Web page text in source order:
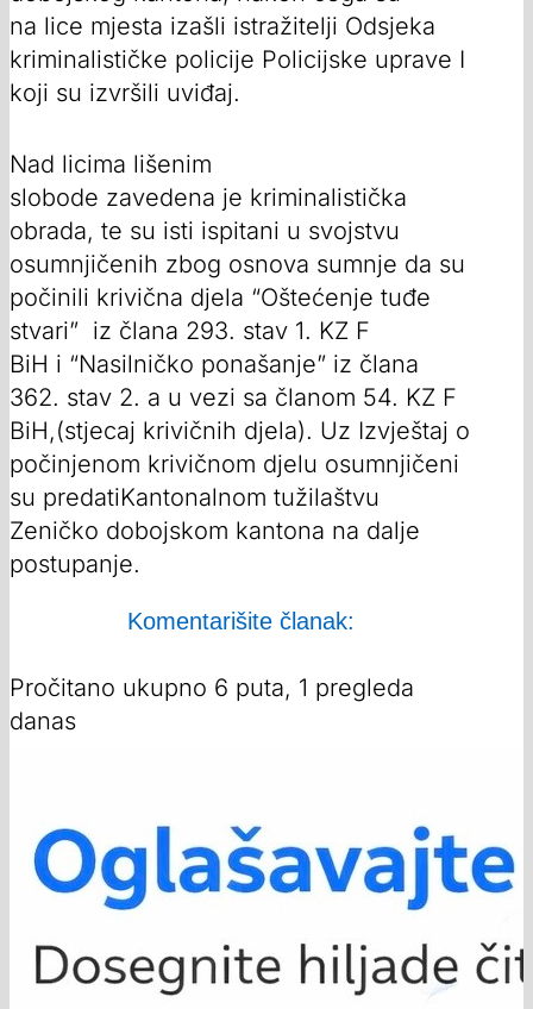
na lice mjesta izašli istražitelji Odsjeka
kriminalističke policije Policijske uprave I
koji su izvršili uviđaj.
Nad licima lišenim
slobode zavedena je kriminalistička
obrada, te su isti ispitani u svojstvu
osumnjičenih zbog osnova sumnje da su
počinili krivična djela “Oštećenje tuđe
stvari” iz člana 293. stav 1. KZ F
BiH i “Nasilničko ponašanje” iz člana
362. stav 2. a u vezi sa članom 54. KZ F
BiH,(stjecaj krivičnih djela). Uz Izvještaj o
počinjenom krivičnom djelu osumnjičeni
su predatiKantonalnom tužilaštvu
Zeničko dobojskom kantona na dalje
postupanje.
Komentarišite članak:
Pročitano ukupno 6 puta, 1 pregleda
danas